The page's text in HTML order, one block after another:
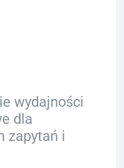
wydajności
dla
zapytań i